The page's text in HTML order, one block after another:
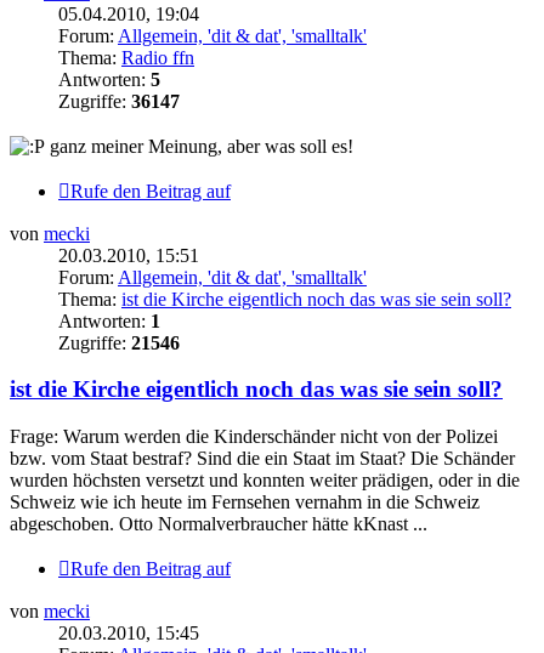
05.04.2010, 19:04
Forum: Allgemein, 'dit & dat', 'smalltalk'
Thema: Radio ffn
Antworten: 5
Zugriffe: 36147
ganz meiner Meinung, aber was soll es!
Rufe den Beitrag auf
von mecki
20.03.2010, 15:51
Forum: Allgemein, 'dit & dat', 'smalltalk'
Thema: ist die Kirche eigentlich noch das was sie sein soll?
Antworten: 1
Zugriffe: 21546
ist die Kirche eigentlich noch das was sie sein soll?
Frage: Warum werden die Kinderschänder nicht von der Polizei
bzw. vom Staat bestraf? Sind die ein Staat im Staat? Die Schänder
wurden höchsten versetzt und konnten weiter prädigen, oder in die
Schweiz wie ich heute im Fernsehen vernahm in die Schweiz
abgeschoben. Otto Normalverbraucher hätte kKnast ...
Rufe den Beitrag auf
von mecki
20.03.2010, 15:45